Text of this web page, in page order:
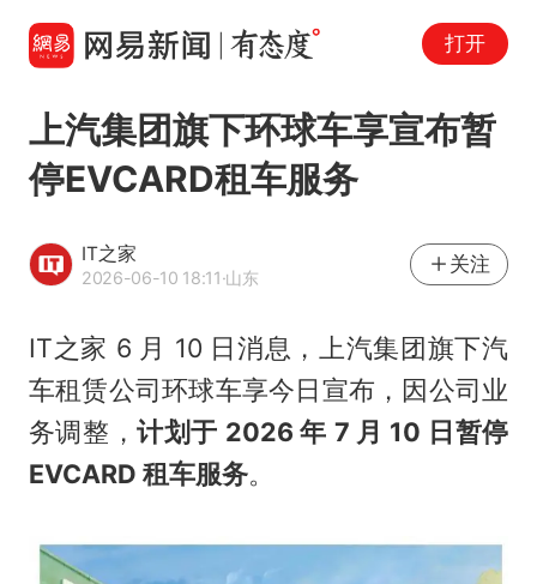
打开
上汽集团旗下环球车享宣布暂
停EVCARD租车服务
IT之家
2026-06-10 18:11·山东
关注
IT之家 6 月 10 日消息，上汽集团旗下汽
车租赁公司环球车享今日宣布，因公司业
务调整，计划于 2026 年 7 月 10 日暂停
EVCARD 租车服务。